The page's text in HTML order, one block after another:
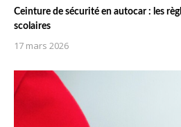
Ceinture de sécurité en autocar : les
scolaires
17 mars 2026